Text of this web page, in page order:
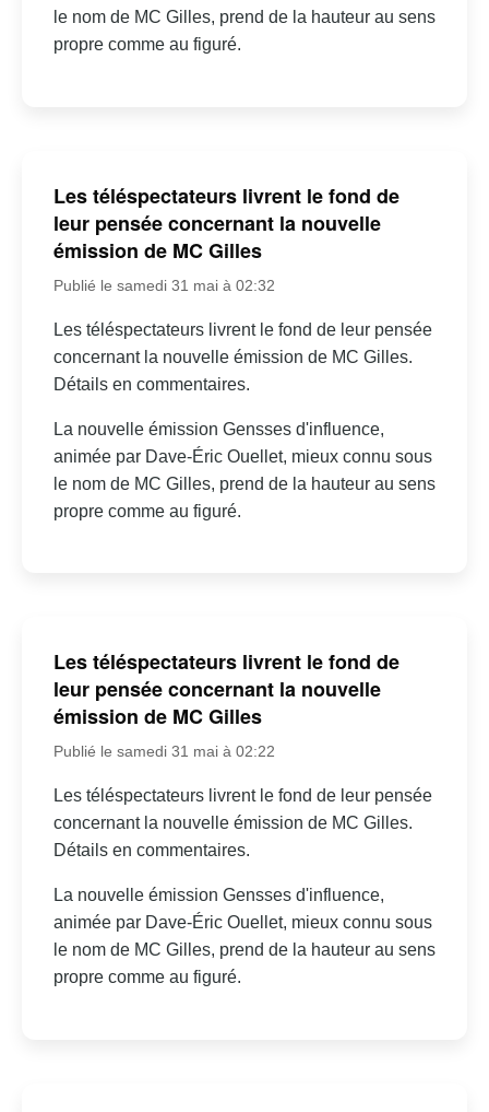
le nom de MC Gilles, prend de la hauteur au sens
propre comme au figuré.
Les téléspectateurs livrent le fond de
leur pensée concernant la nouvelle
émission de MC Gilles
Publié le samedi 31 mai à 02:32
Les téléspectateurs livrent le fond de leur pensée
concernant la nouvelle émission de MC Gilles.
Détails en commentaires.
La nouvelle émission Gensses d'influence,
animée par Dave-Éric Ouellet, mieux connu sous
le nom de MC Gilles, prend de la hauteur au sens
propre comme au figuré.
Les téléspectateurs livrent le fond de
leur pensée concernant la nouvelle
émission de MC Gilles
Publié le samedi 31 mai à 02:22
Les téléspectateurs livrent le fond de leur pensée
concernant la nouvelle émission de MC Gilles.
Détails en commentaires.
La nouvelle émission Gensses d'influence,
animée par Dave-Éric Ouellet, mieux connu sous
le nom de MC Gilles, prend de la hauteur au sens
propre comme au figuré.